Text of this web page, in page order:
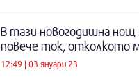
В тази новогодишна нощ
повече ток, отколкото
12:49 | 03 януари 23